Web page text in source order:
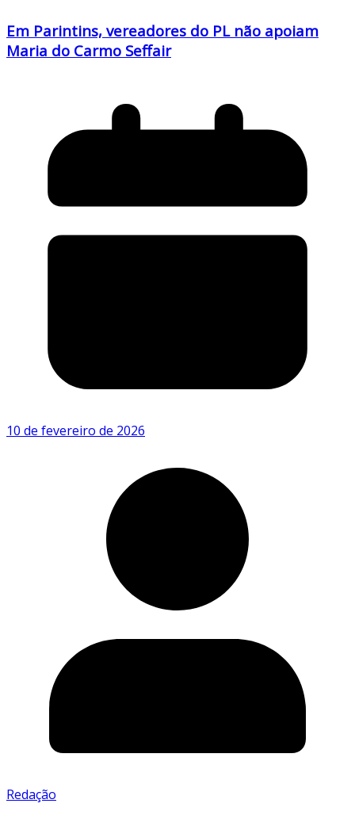
Em Parintins, vereadores do PL não apoiam
Maria do Carmo Seffair
10 de fevereiro de 2026
Redação